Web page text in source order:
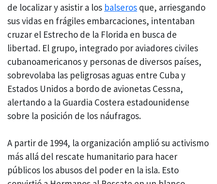
de localizar y asistir a los balseros que, arriesgando
sus vidas en frágiles embarcaciones, intentaban
cruzar el Estrecho de la Florida en busca de
libertad. El grupo, integrado por aviadores civiles
cubanoamericanos y personas de diversos países,
sobrevolaba las peligrosas aguas entre Cuba y
Estados Unidos a bordo de avionetas Cessna,
alertando a la Guardia Costera estadounidense
sobre la posición de los náufragos.
A partir de 1994, la organización amplió su activismo
más allá del rescate humanitario para hacer
públicos los abusos del poder en la isla. Esto